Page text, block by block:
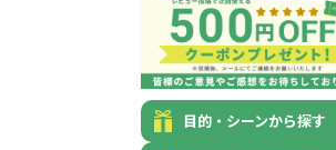
目的・シーンから探す